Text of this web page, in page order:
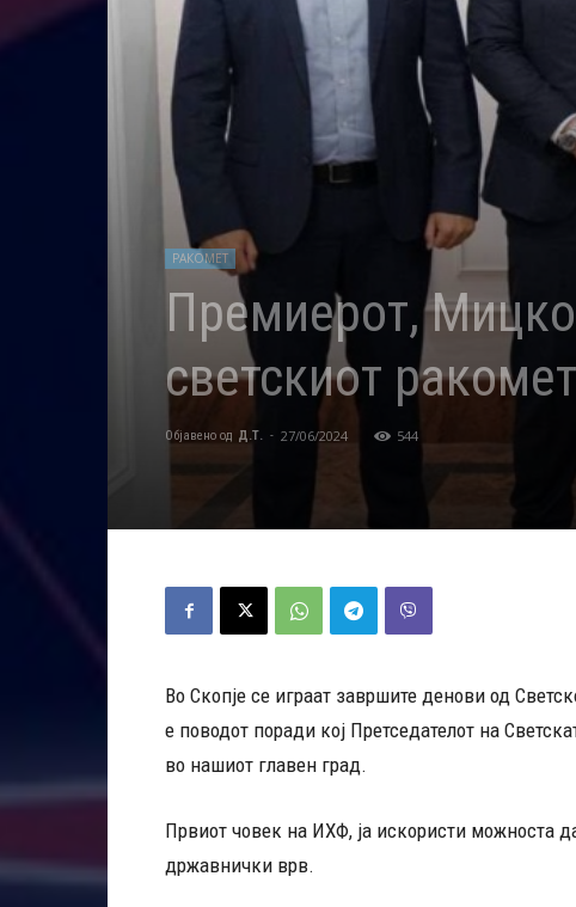
РАКОМЕТ
Премиерот,
светскиот
Објавено од Д.Т. - 27/06/2024 544
Во Скопје се играат завршите денови од
е поводот поради кој Претседателот на
во нашиот главен град.
Првиот човек на ИХФ, ја искористи можноста
државнички врв.